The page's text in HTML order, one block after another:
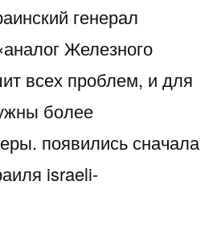
генерал
Железного
всех проблем, и для
более
появились сначала
israeli-